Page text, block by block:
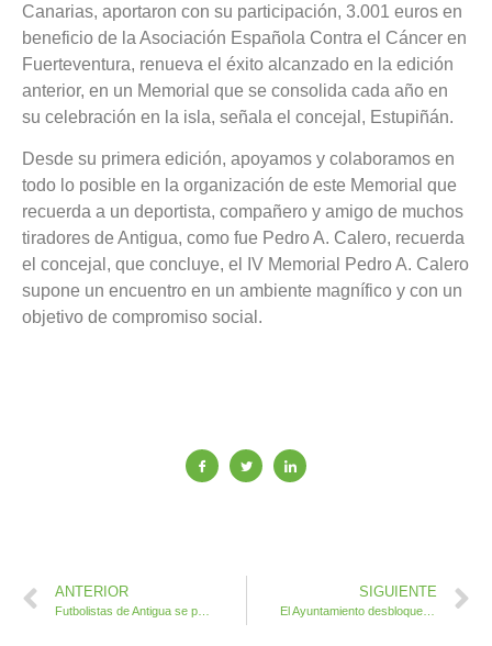
Canarias, aportaron con su participación, 3.001 euros en
beneficio de la Asociación Española Contra el Cáncer en
Fuerteventura, renueva el éxito alcanzado en la edición
anterior, en un Memorial que se consolida cada año en
su celebración en la isla, señala el concejal, Estupiñán.
Desde su primera edición, apoyamos y colaboramos en
todo lo posible en la organización de este Memorial que
recuerda a un deportista, compañero y amigo de muchos
tiradores de Antigua, como fue Pedro A. Calero, recuerda
el concejal, que concluye, el IV Memorial Pedro A. Calero
supone un encuentro en un ambiente magnífico y con un
objetivo de compromiso social.
ANTERIOR SIGUIENTE
El Ayuntamiento desbloquea la Peatonal Orchilla en Caleta de Fuste comenzando las obras por 600.000 euros